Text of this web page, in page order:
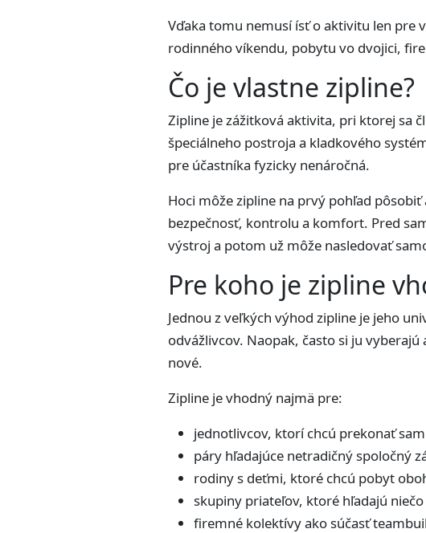
Vďaka tomu nemusí ísť o aktivitu len pre
rodinného víkendu, pobytu vo dvojici,
Čo je vlastne zipline?
Zipline je zážitková aktivita, pri ktorej sa
špeciálneho postroja a kladkového
pre účastníka fyzicky nenáročná.
Hoci môže zipline na prvý pohľad
bezpečnosť, kontrolu a komfort. Pred
výstroj a potom už môže nasledovať
Pre koho je zipline
Jednou z veľkých výhod zipline je jeho
odvážlivcov. Naopak, často si ju
nové.
Zipline je vhodný najmä pre:
jednotlivcov, ktorí chcú prekonať
páry hľadajúce netradičný spoločný
rodiny s deťmi, ktoré chcú pobyt
skupiny priateľov, ktoré hľadajú niečo
firemné kolektívy ako súčasť